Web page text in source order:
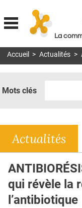
La
MON COMPTE
DOSSIERS
RÉSEAUX
E-REVUE SAD
THÉMA
Accueil > Actualités >
Mots clés
Actualités
qui révèle la
l’antibiotique